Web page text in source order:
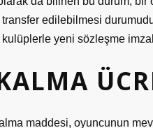
edilebilmesi
kulüplerle yeni sözleşme
maddesi, oyuncunun